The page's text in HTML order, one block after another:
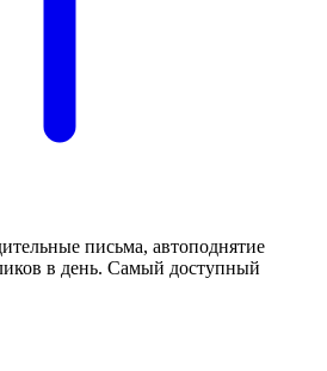
письма, автоподнятие
в день. Самый доступный